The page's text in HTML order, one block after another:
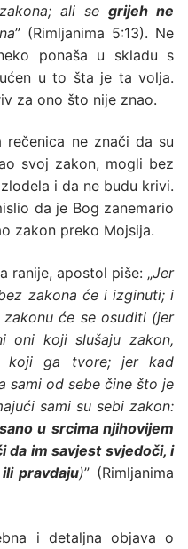
ali se grijeh ne
” (Rimljanima 5:13). Ne
ponaša u skladu s
u to šta je ta volja.
za ono što nije znao.
rečenica ne znači da su
svoj zakon, mogli bez
i da ne budu krivi.
da je Bog zanemario
zakon preko Mojsija.
ranije, apostol piše: „Jer
zakona će i izginuti; i
će se osuditi (jer
oni koji slušaju zakon,
koji ga tvore; jer kad
sami od sebe čine što je
sami su sebi zakon:
u srcima njihovijem
da im savjest svjedoči, i
pravdaju)” (Rimljanima
i detaljna objava o